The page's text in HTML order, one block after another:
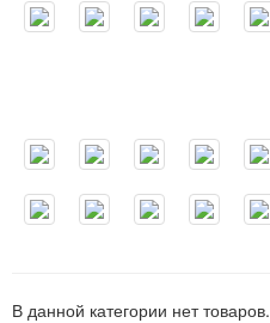
В данной категории нет товаров.